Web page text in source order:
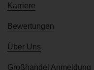
Karriere
Bewertungen
Über Uns
Großhandel Anmeldung